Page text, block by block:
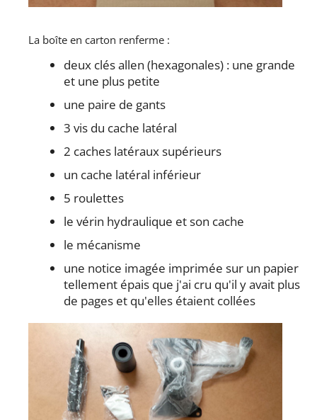
La boîte en carton renferme :
deux clés allen (hexagonales) : une grande
et une plus petite
une paire de gants
3 vis du cache latéral
2 caches latéraux supérieurs
un cache latéral inférieur
5 roulettes
le vérin hydraulique et son cache
le mécanisme
une notice imagée imprimée sur un papier
tellement épais que j'ai cru qu'il y avait plus
de pages et qu'elles étaient collées